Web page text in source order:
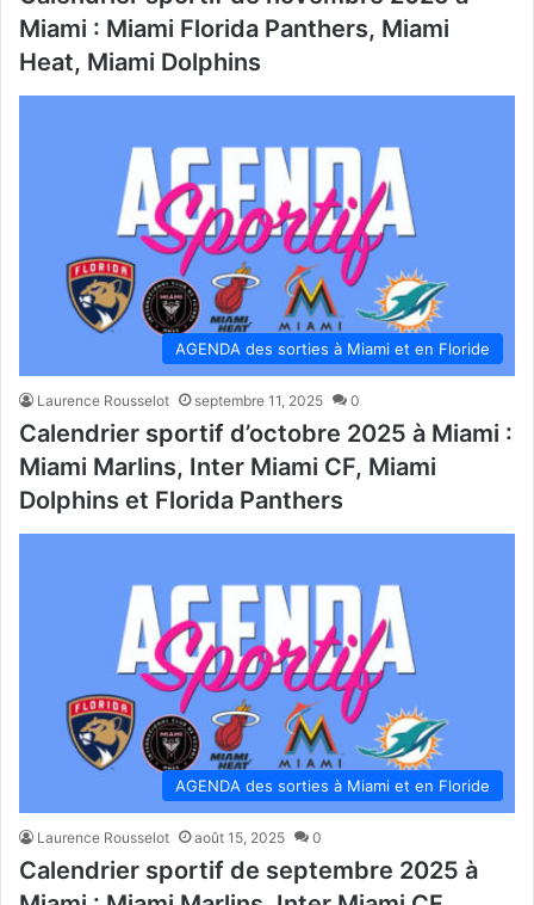
Miami : Miami Florida Panthers, Miami
Heat, Miami Dolphins
AGENDA des sorties à Miami et en Floride
Laurence Rousselot septembre 11, 2025 0
Calendrier sportif d’octobre 2025 à Miami :
Miami Marlins, Inter Miami CF, Miami
Dolphins et Florida Panthers
AGENDA des sorties à Miami et en Floride
Laurence Rousselot août 15, 2025 0
Calendrier sportif de septembre 2025 à